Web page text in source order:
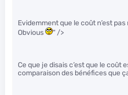
Evidemment que le coût n’est
Obvious
" />
Ce que je disais c’est que le coût
comparaison des bénéfices que